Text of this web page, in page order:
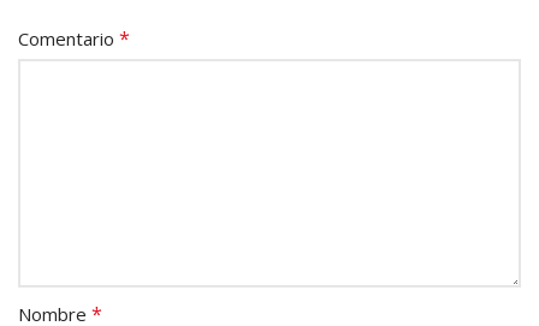
Comentario *
Nombre *